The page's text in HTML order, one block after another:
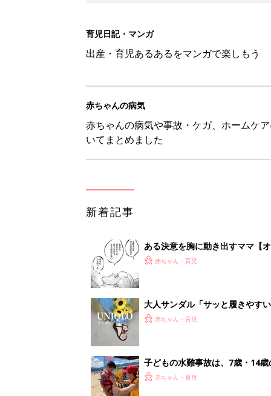
育児日記・マンガ
出産・育児あるあるをマンガで楽しもう
赤ちゃんの病気
赤ちゃんの病気や事故・ケガ、ホームケ
いてまとめました
新着記事
ある決意を胸に動き出すママ【
赤ちゃん・育児
大人サンダル「サッと履きやす
赤ちゃん・育児
子どもの水難事故は、7歳・14
まねく【専門家】
赤ちゃん・育児